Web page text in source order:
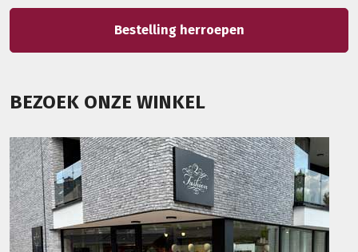
Bestelling herroepen
BEZOEK ONZE WINKEL